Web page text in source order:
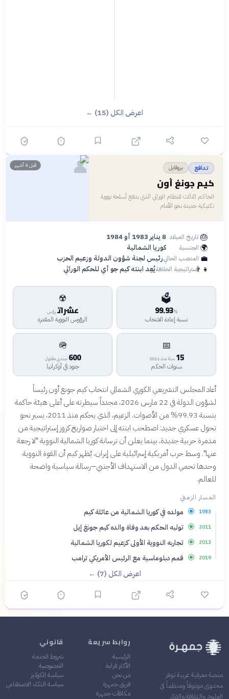
اعرض الكل (15) ←
تدافع بروفايل
كيم جونغ أون
الحاكم الثالث للنظام الوراثي الذي يدفع أسلحة نووية
تكتيكية جديدة نحو الأمام
قبل 4 أشهر 👤
🎂تاريخ الميلاد 8 يناير 1983 أو 1984
🌍 الجنسية كوريا الشمالية
💼 المنصب الحاليرئيس لجنة شؤون الدولة وزعيم الحزب
👨‍👧استراتيجية الخلافةيُعِد ابنته كيم جو أي للحكم الوراثي
🗳️
99.93%
نسبة إعادة الانتخاب
☢️
عشراترؤس
الرؤوس النووية المقدرة
📅
15 سنة منذ 2011
سنوات الحكم
🪖
600 جندي مقتول
جنود في أوكرانيا
أعاد المجلس التشريعي الكوري الشمالي انتخاب كيم جونغ أون رئيساً
لشؤون الدولة في 22 مارس 2026، مجدداً سيطرته على أعلى هيئة حاكمة
بنسبة 99.93% من الأصوات. الزعيم، الذي يحكم منذ 2011، يسير نحو
تحول عسكري جديد: اصطحب ابنته إلى اختبار صواريخ كروز إستراتيجية من
مدمرة حربية جديدة، بينما يعلن أن ترسانة كوريا الشمالية النووية "لا رجعة
عنها". وسط حرب أمريكية إسرائيلية على إيران، يُظهر كيم أن القوة النووية
وحدها تحمي الدول من الاستهداف الأجنبي—رسالة سياسية واضحة
للعالم.
المسار الزمني
1983 مولده في كوريا الشمالية من عائلة كيم
2011 توليه الحكم بعد وفاة والده كيم جونغ إيل
2013 تجاربه النووية الأولى كزعيم لكوريا الشمالية
2019 قمم دبلوماسية مع الرئيس الأمريكي ترامب
اعرض الكل (7) ←
منصة معرفية عربية توفر
محتوى موثوقاً ومنظماً في
العلوم والثقافة والفكر
روابط سريعة
الرئيسية
الأكثر قراءة
من نحن
فريق جمهرة
مكافآت جمهرة
قانوني
شروط الخدمة
الخصوصية
سياسة الكوكيز
سياسة الذكاء الاصطناعي